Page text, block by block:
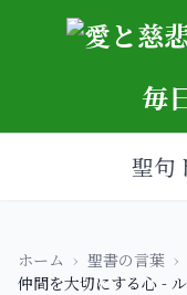
毎
聖句
ホーム › 聖書の言葉 ›
仲間を大切にする心 -